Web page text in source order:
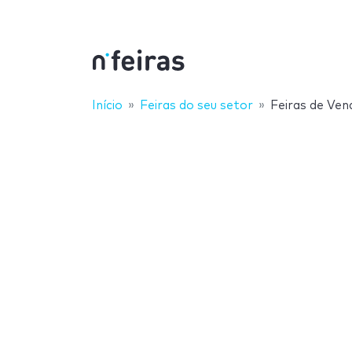
Início Feiras do seu setor Feiras de